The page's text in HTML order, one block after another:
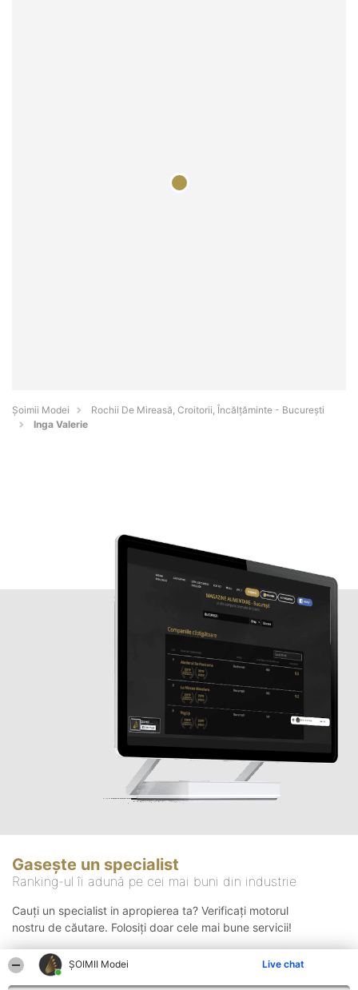
ȘOIMII Modei Live chat
Șoimii Modei
Rochii De Mireasă, Croitorii, Încălțăminte - Bucureşti
Inga Valerie
Gasește un specialist
Ranking-ul îi adună pe cei mai buni din industrie
Cauți un specialist in apropierea ta? Verificați motorul
nostru de căutare. Folosiți doar cele mai bune servicii!